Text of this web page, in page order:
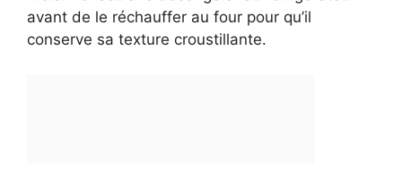
avant de le réchauffer au four pour qu’il
conserve sa texture croustillante.